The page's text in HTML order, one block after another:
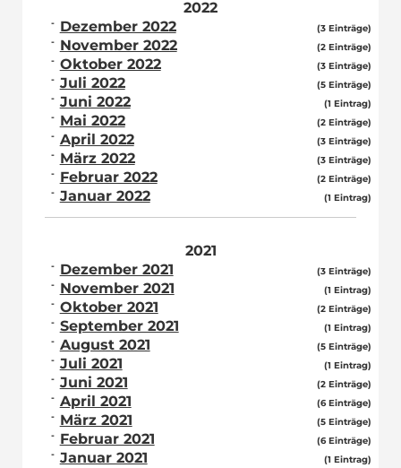
2022
Dezember 2022
(3 Einträge)
November 2022 (2 Einträge)
Oktober 2022 (3 Einträge)
Juli 2022 (5 Einträge)
Juni 2022 (1 Eintrag)
Mai 2022 (2 Einträge)
April 2022 (3 Einträge)
März 2022 (3 Einträge)
Februar 2022 (2 Einträge)
Januar 2022 (1 Eintrag)
2021
Dezember 2021
(3 Einträge)
November 2021 (1 Eintrag)
Oktober 2021 (2 Einträge)
September 2021 (1 Eintrag)
August 2021 (5 Einträge)
Juli 2021 (1 Eintrag)
Juni 2021 (2 Einträge)
April 2021 (6 Einträge)
März 2021 (5 Einträge)
Februar 2021 (6 Einträge)
Januar 2021 (1 Eintrag)